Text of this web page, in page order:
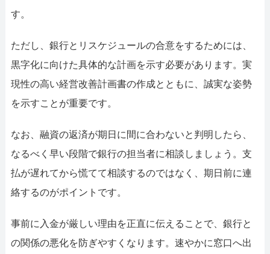
す。
ただし、銀行とリスケジュールの合意をするためには、
黒字化に向けた具体的な計画を示す必要があります。実
現性の高い経営改善計画書の作成とともに、誠実な姿勢
を示すことが重要です。
なお、融資の返済が期日に間に合わないと判明したら、
なるべく早い段階で銀行の担当者に相談しましょう。支
払が遅れてから慌てて相談するのではなく、期日前に連
絡するのがポイントです。
事前に入金が厳しい理由を正直に伝えることで、銀行と
の関係の悪化を防ぎやすくなります。速やかに窓口へ出